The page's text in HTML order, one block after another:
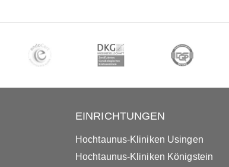
EINRICHTUNGEN
Hochtaunus-Kliniken Usingen
Hochtaunus-Kliniken Königstein